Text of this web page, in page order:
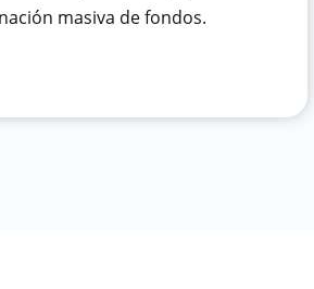
masiva de fondos.